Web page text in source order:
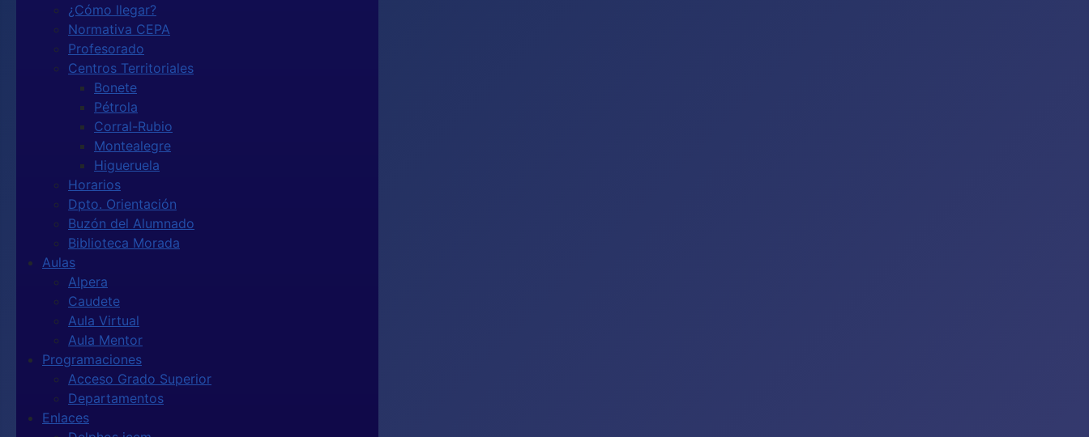
¿Cómo llegar?
Normativa CEPA
Profesorado
Centros Territoriales
Bonete
Pétrola
Corral-Rubio
Montealegre
Higueruela
Horarios
Dpto. Orientación
Buzón del Alumnado
Biblioteca Morada
Aulas
Alpera
Caudete
Aula Virtual
Aula Mentor
Programaciones
Acceso Grado Superior
Departamentos
Enlaces